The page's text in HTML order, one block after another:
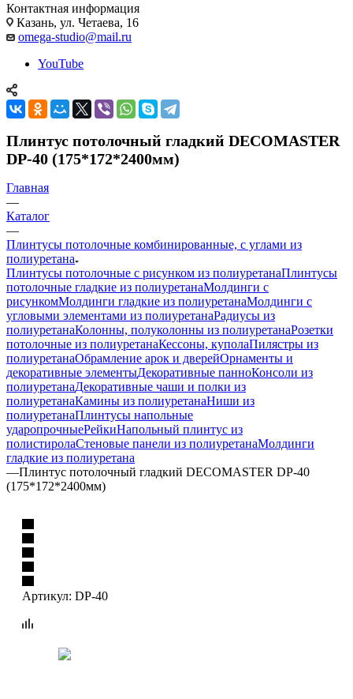
Контактная информация
Казань, ул. Четаева, 16
omega-studio@mail.ru
YouTube
Плинтус потолочный гладкий DECOMASTER
DP-40 (175*172*2400мм)
Главная
—
Каталог
—
Плинтусы потолочные комбинированные, с углами из
полиуретана
Плинтусы потолочные с рисунком из полиуретанаПлинтусы
потолочные гладкие из полиуретанаМолдинги c
рисункомМолдинги гладкие из полиуретанаМолдинги с
угловыми элементами из полиуретанаРадиусы из
полиуретанаКолонны, полуколонны из полиуретанаРозетки
потолочные из полиуретанаКессоны, куполаПилястры из
полиуретанаОбрамление арок и дверейОрнаменты и
декоративные элементыДекоративные панноКонсоли из
полиуретанаДекоративные чаши и полки из
полиуретанаКамины из полиуретанаНиши из
полиуретанаПлинтусы напольные
ударопрочныеРейкиНапольный плинтус из
полистиролаСтеновые панели из полиуретанаМолдинги
гладкие из полиуретана
—Плинтус потолочный гладкий DECOMASTER DP-40
(175*172*2400мм)
Артикул: DP-40